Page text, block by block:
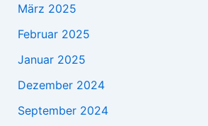
März 2025
Februar 2025
Januar 2025
Dezember 2024
September 2024